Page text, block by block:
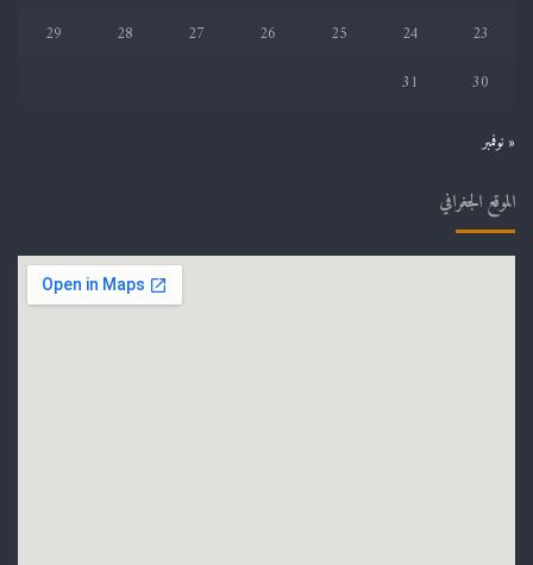
23
24
25
26
27
28
29
30
31
« نوفمبر
الموقع الجغرافي